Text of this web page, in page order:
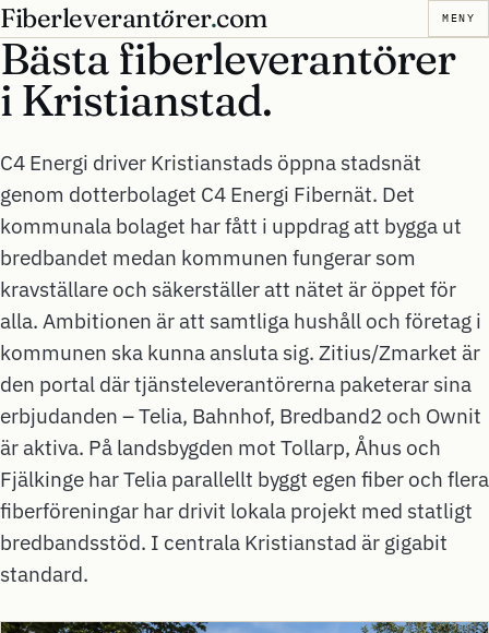
Fiberleverantörer.com MENY
Bästa fiberleverantörer
i Kristianstad.
C4 Energi driver Kristianstads öppna stadsnät
genom dotterbolaget C4 Energi Fibernät. Det
kommunala bolaget har fått i uppdrag att bygga ut
bredbandet medan kommunen fungerar som
kravställare och säkerställer att nätet är öppet för
alla. Ambitionen är att samtliga hushåll och företag i
kommunen ska kunna ansluta sig. Zitius/Zmarket är
den portal där tjänsteleverantörerna paketerar sina
erbjudanden – Telia, Bahnhof, Bredband2 och Ownit
är aktiva. På landsbygden mot Tollarp, Åhus och
Fjälkinge har Telia parallellt byggt egen fiber och flera
fiberföreningar har drivit lokala projekt med statligt
bredbandsstöd. I centrala Kristianstad är gigabit
standard.